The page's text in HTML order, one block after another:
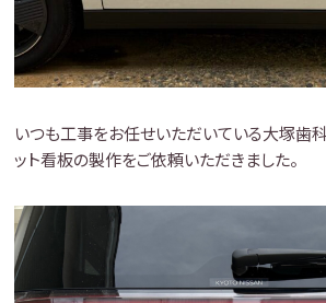
いつも工事をお任せいただいている大塚歯
ット看板の製作をご依頼いただきました。